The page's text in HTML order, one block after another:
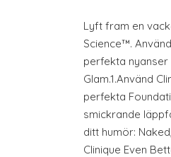
Lyft fram en
Science™.
perfekta
Glam.1.Använd
perfekta
smickrande
ditt humör:
Clinique Even